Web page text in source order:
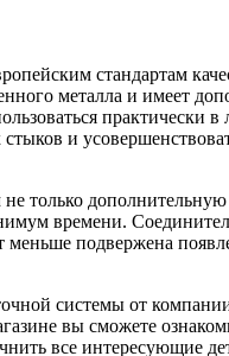
стандартам
металла и имеет
практически
и
только
времени.
меньше подвержена
системы от
вы сможете
все интересующие